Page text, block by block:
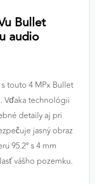
Bullet
audio
touto 4 MPx Bullet
Vďaka technológii
detaily aj pri
jasný obraz
95.2° s 4 mm
vášho pozemku.
na sledovanie
webovými
partnerom
reklamu, a to na
tretích strán.